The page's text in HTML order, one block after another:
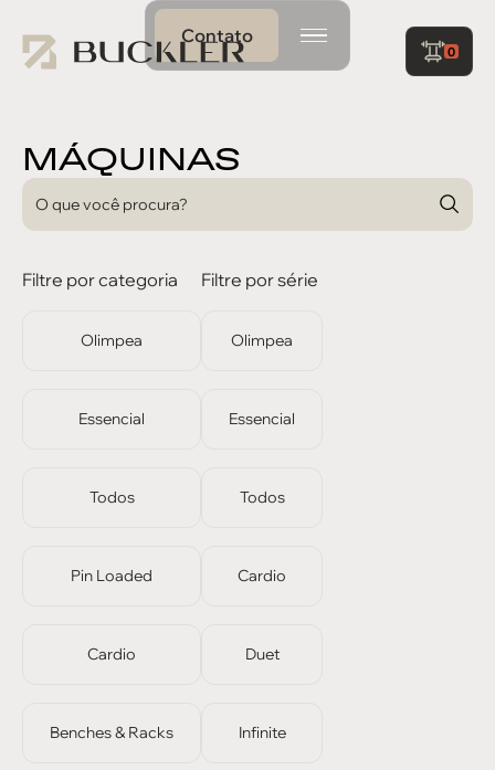
Contato
MÁQUINAS
Filtre por categoria
Olimpea
Essencial
Todos
Pin Loaded
Cardio
Benches & Racks
Filtre por série
Olimpea
Essencial
Todos
Cardio
Duet
Infinite
0